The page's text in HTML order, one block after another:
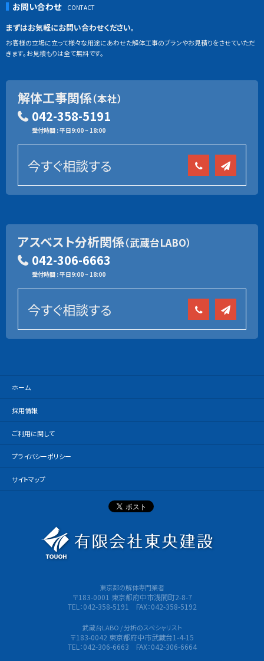
お問い合わせ
まずはお気軽にお問い合わせください。
お客様の立場に立って様々な用途にあわせた解体工事のプランやお見積りをさせていただ
きます。お見積もりは全て無料です。
解体工事関係（本社）
042-358-5191
受付時間 : 平日9:00 ~ 18:00
今すぐ相談する
アスベスト分析関係（武蔵台LABO）
042-306-6663
受付時間 : 平日9:00 ~ 18:00
今すぐ相談する
ホーム
採用情報
ご利用に関して
プライバシーポリシー
サイトマップ
東京都の解体専門業者
〒183-0001 東京都府中市浅間町2-8-7
TEL：042-358-5191 FAX：042-358-5192
武蔵台LABO / 分析のスペシャリスト
〒183-0042 東京都府中市武蔵台1-4-15
TEL：042-306-6663 FAX：042-306-6664